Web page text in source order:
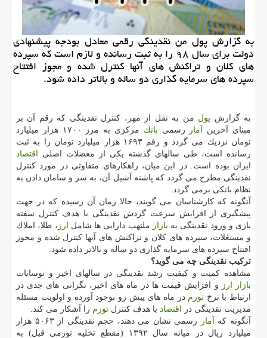
به گزارش پول من نقدینگی رقمی معادل بودجه پیشنهادی
دولت برای سال ۹۸ را به ثبت رسانده و لازم است كه سپرده
های كلان و تراكنش های آنها كنترل شده و مجوز افتتاح
سپرده های سرمایه گذاری دو ساله و بالاتر داده شود.
به گزارش پول من به نقل از مهر، كنترل نقدینگی كه رقم آن بر
مبنای آخرین آمار رسمی بانك
مركزی به مرز ۱۷۰۰ هزار میلیارد
تومان نزدیك می گردد و رقم ۱۶۹۳ هزار میلیارد تومان را به ثبت
رسانده است، طی سالهای گذشته یكی از معضلات اصلی اقتصاد
ایران بوده است. در این میان، راهكارهای متفاوتی در مورد كنترل
نقدینگی مطرح می گردد كه پاشنه آشیل آن، به سر و سامان دادن به
نظام بانكی برمی گردد.
آنگونه كه كارشناسان می گویند، حالا زمان آن رسیده كه در جهت
پیشگیری از افزایش سرعت گردش نقدینگی با هدف كنترل سفته
بازی و ورود نقدینگی به بازار ملتهب دارایی ها شامل ارز ، طلا، املاك
و مستغلات، سپرده های كلان و تراكنش های آنها كنترل شده و مجوز
افتتاح سپرده های سرمایه گذاری دو ساله و بالاتر داده شود.
تركیب نقدینگی چه می گوید؟
مشاهده كمیت و كیفیت رشد نقدینگی در سالهای اخیر و نوسانات
بازار
ارز
و افزایش قیمت ها در ماه های اخیر، نگرانی های جدی در
ارتباط با نرخ تورم در ماه های پیش رو بوجود آورده و اولویت مسئله
مدیریت نقدینگی در اقتصاد با هدف كنترل تورم را آشكار می كند.
آنگونه كه آمار
رسمی نشان می دهند، حجم نقدینگی از ۵۰۶۳ هزار
میلیارد ریال در میانه سال ۱۳۹۲ (مقطع تخلیه تورمی قبل) به